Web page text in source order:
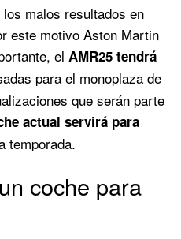
malos resultados en
este motivo Aston Martin
el AMR25 tendrá
para el monoplaza de
que serán parte
actual servirá para
temporada.
coche para